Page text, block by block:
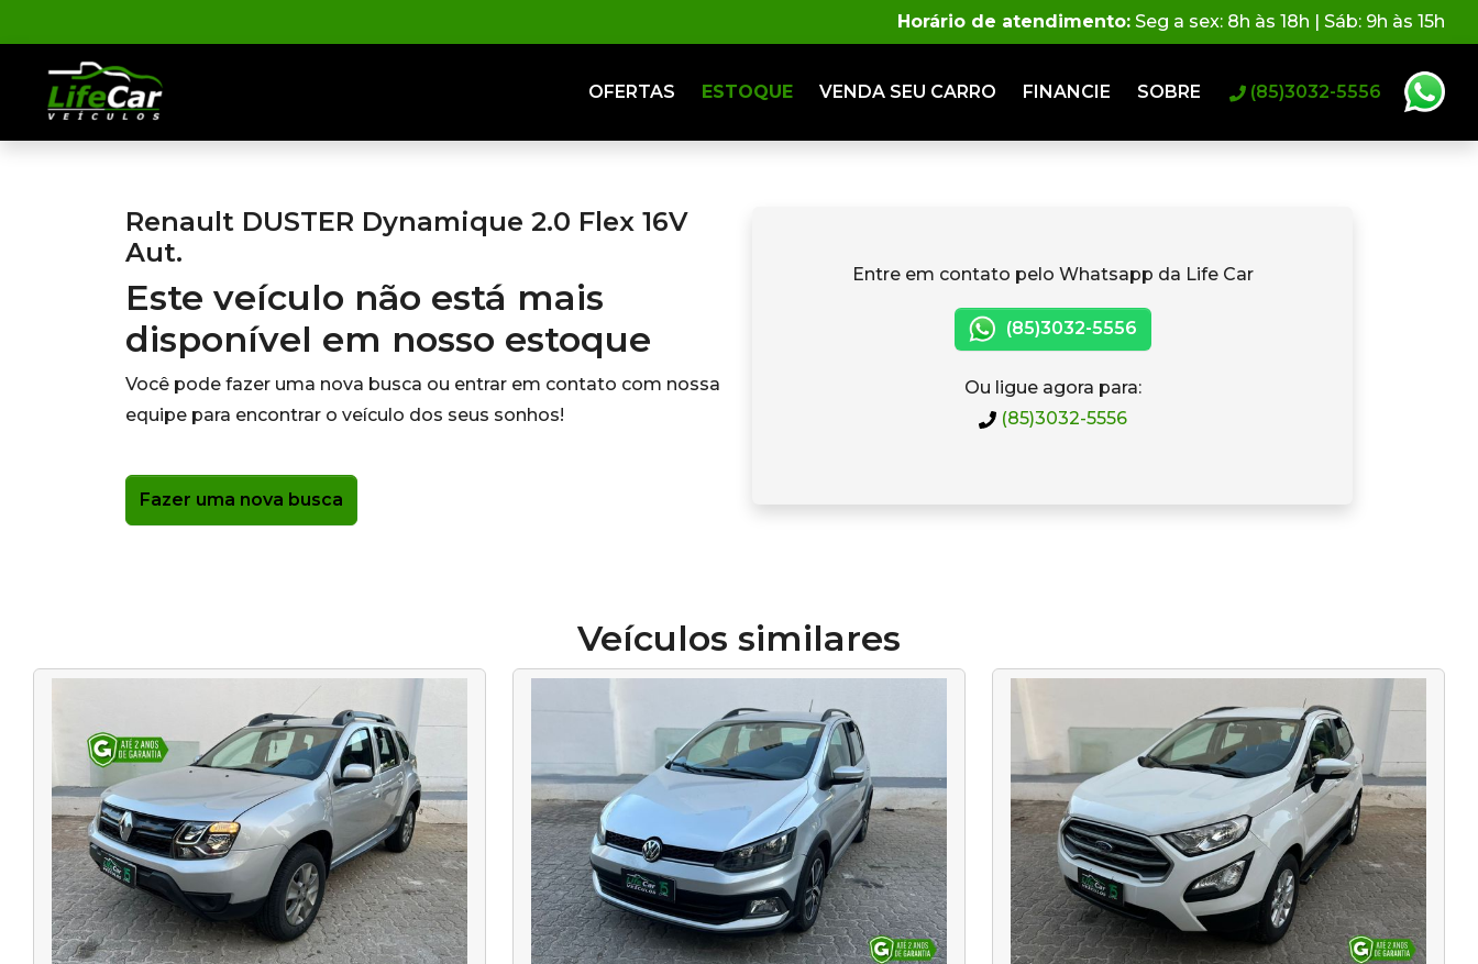
Horário de atendimento: Seg a sex: 8h às 18h | Sáb: 9h às 15h
OFERTAS ESTOQUE VENDA SEU CARRO FINANCIE SOBRE (85)3032-5556
Renault DUSTER Dynamique 2.0 Flex 16V
Aut.
Este veículo não está mais
disponível em nosso estoque
Você pode fazer uma nova busca ou entrar em contato com nossa
equipe para encontrar o veículo dos seus sonhos!
Fazer uma nova busca
Entre em contato pelo Whatsapp da Life Car
(85)3032-5556
Ou ligue agora para:
(85)3032-5556
Veículos similares